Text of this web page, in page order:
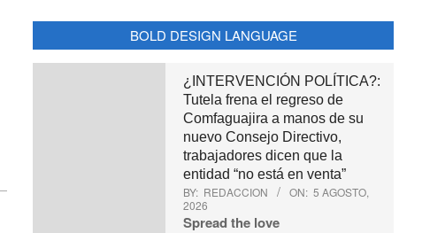
BOLD DESIGN LANGUAGE
¿INTERVENCIÓN POLÍTICA?:
Tutela frena el regreso de
Comfaguajira a manos de su
nuevo Consejo Directivo,
trabajadores dicen que la
entidad “no está en venta”
BY: REDACCION ON: 5 AGOSTO,
2026
Spread the love